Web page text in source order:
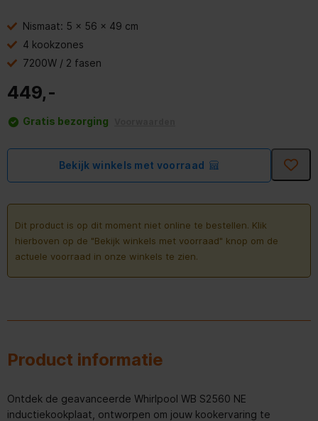
Nismaat: 5 x 56 x 49 cm
4 kookzones
7200W / 2 fasen
449,-
Gratis bezorging
Bekijk winkels met voorraad
Dit product is op dit moment niet online te bestellen. Klik
hierboven op de "Bekijk winkels met voorraad" knop om de
actuele voorraad in onze winkels te zien.
Product informatie
Ontdek de geavanceerde Whirlpool WB S2560 NE
inductiekookplaat, ontworpen om jouw kookervaring te